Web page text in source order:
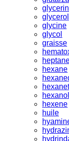
glycerol
glycine
glycol
graisse
hexane
hexanol
hexene
huile